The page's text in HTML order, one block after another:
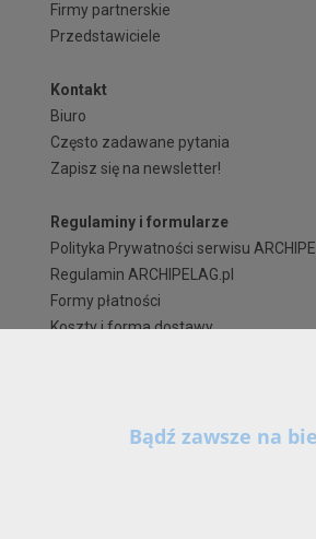
Szanowni
Firmy partnerskie
Przedstawiciele
Kontakt
Biuro
Często zadawane pytania
Zapisz się na newsletter!
Regulaminy i formularze
Polityka Prywatności serwisu
Regulamin ARCHIPELAG.pl
Formy płatności
Koszty i forma dostawy